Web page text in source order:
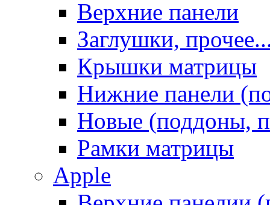
Верхние панели
Заглушки,
Крышки матрицы
Нижние панели
Новые (поддоны,
Рамки матрицы
Apple